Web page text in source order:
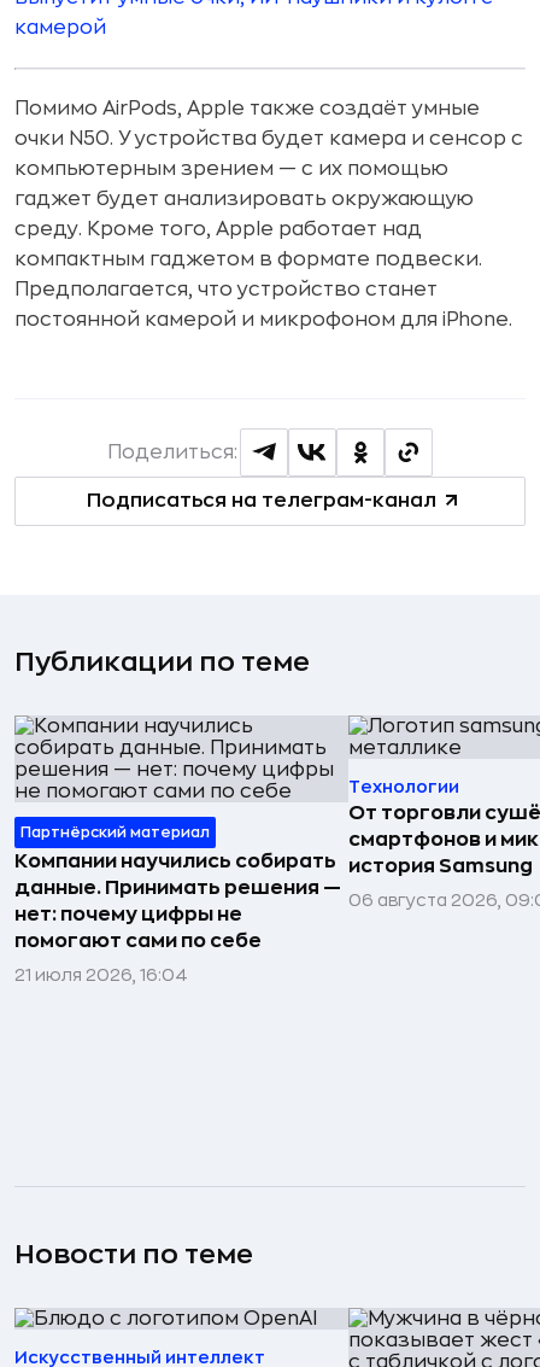
камерой
Помимо AirPods, Apple также создаёт умные
очки N50. У устройства будет камера и сенсор с
компьютерным зрением — с их помощью
гаджет будет анализировать окружающую
среду. Кроме того, Apple работает над
компактным гаджетом в формате подвески.
Предполагается, что устройство станет
постоянной камерой и микрофоном для iPhone.
Подписаться на телеграм-канал
Поделиться:
Публикации по теме
Партнёрский материал
Компании научились собирать
данные. Принимать решения —
нет: почему цифры не
помогают сами по себе
21 июля 2026, 16:04
Технологии
От торговли
смартфонов и
история Samsung
06 августа 2026,
Новости по теме
Искусственный интеллект